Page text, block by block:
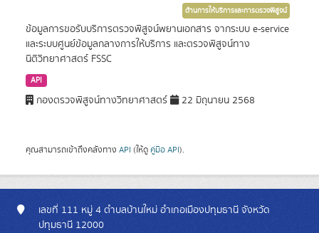
ด้านการให้บริการและการตรวจพิสูจน์
ข้อมูลการขอรับบริการตรวจพิสูจน์พยานเอกสาร จากระบบ e-service
และระบบศูนย์ข้อมูลกลางการให้บริการ และตรวจพิสูจน์ทาง
นิติวิทยาศาสตร์ FSSC
API
กองตรวจพิสูจน์ทางวิทยาศาสตร์ 22 มิถุนายน 2568
คุณสามารถเข้าถึงคลังทาง API (ให้ดู คู่มือ API).
เลขที่ 111 หมู่ 4 ตำบลบ้านใหม่ อำเภอเมืองปทุมธานี จังหวัด
ปทุมธานี 12000